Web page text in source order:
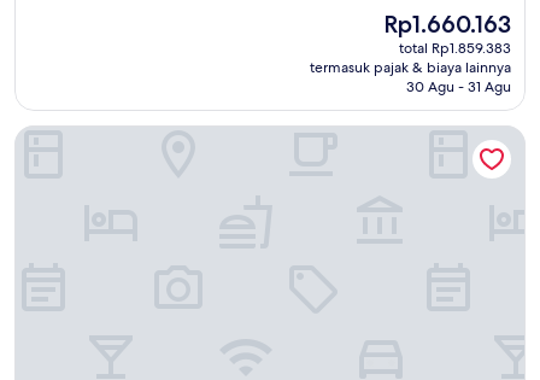
Harga
sekarang
Rp1.660.163
Rp1.660.163
total Rp1.859.383
termasuk pajak & biaya lainnya
30 Agu - 31 Agu
Red Planet Ortigas